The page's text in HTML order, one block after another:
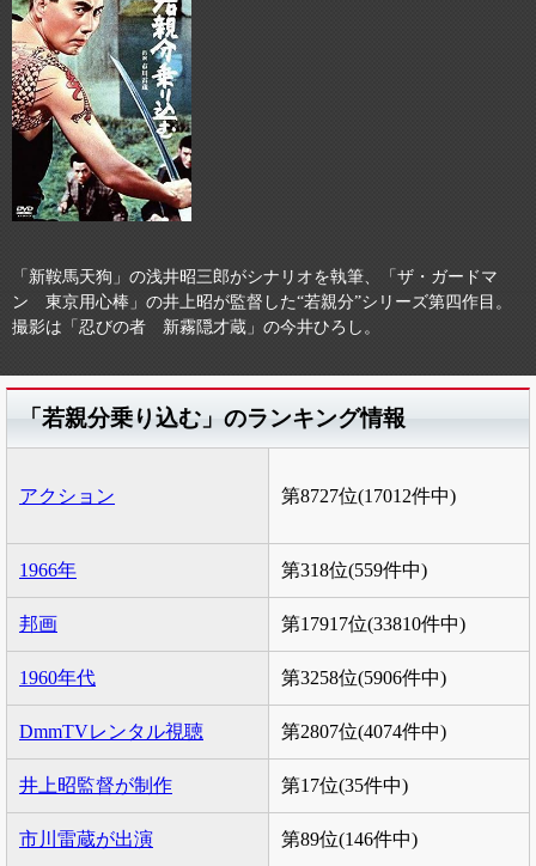
「新鞍馬天狗」の浅井昭三郎がシナリオを執筆、「ザ・ガードマ
ン 東京用心棒」の井上昭が監督した“若親分”シリーズ第四作目。
撮影は「忍びの者 新霧隠才蔵」の今井ひろし。
「若親分乗り込む」のランキング情報
アクション 第8727位(17012件中)
1966年 第318位(559件中)
邦画 第17917位(33810件中)
1960年代 第3258位(5906件中)
DmmTVレンタル視聴 第2807位(4074件中)
井上昭監督が制作 第17位(35件中)
市川雷蔵が出演 第89位(146件中)